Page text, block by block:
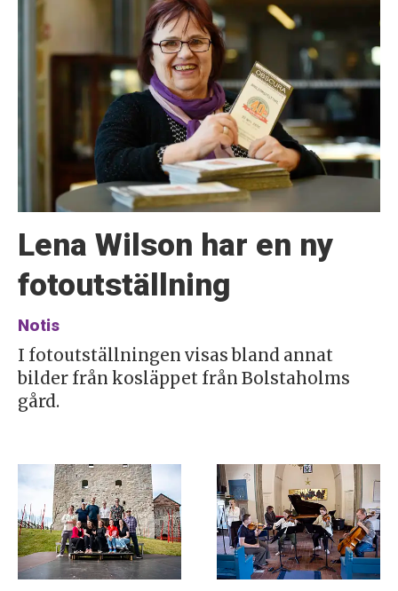
Lena Wilson har en ny
fotoutställning
Notis
I fotoutställningen visas bland annat
bilder från kosläppet från Bolstaholms
gård.